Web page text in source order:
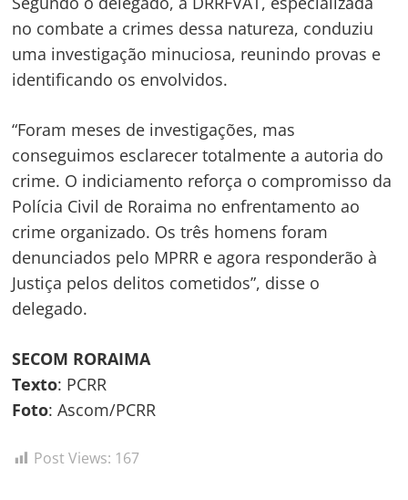
no combate a crimes dessa natureza, conduziu
uma investigação minuciosa, reunindo provas e
identificando os envolvidos.
“Foram meses de investigações, mas
conseguimos esclarecer totalmente a autoria do
crime. O indiciamento reforça o compromisso da
Polícia Civil de Roraima no enfrentamento ao
crime organizado. Os três homens foram
denunciados pelo MPRR e agora responderão à
Justiça pelos delitos cometidos”, disse o
delegado.
SECOM RORAIMA
Texto: PCRR
Foto: Ascom/PCRR
Post Views: 167